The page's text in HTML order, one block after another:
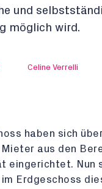
und
möglich wird.
Celine Verrelli
haben sich
aus den
eingerichtet. Nun
Erdgeschoss